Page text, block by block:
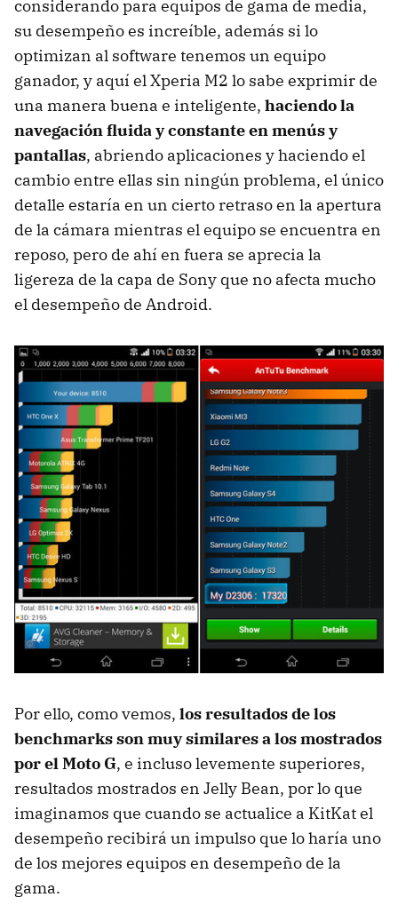
considerando para equipos de gama de media,
su desempeño es increíble, además si lo
optimizan al software tenemos un equipo
ganador, y aquí el Xperia M2 lo sabe exprimir de
una manera buena e inteligente, haciendo la
navegación fluida y constante en menús y
pantallas, abriendo aplicaciones y haciendo el
cambio entre ellas sin ningún problema, el único
detalle estaría en un cierto retraso en la apertura
de la cámara mientras el equipo se encuentra en
reposo, pero de ahí en fuera se aprecia la
ligereza de la capa de Sony que no afecta mucho
el desempeño de Android.
Por ello, como vemos, los resultados de los
benchmarks son muy similares a los mostrados
por el Moto G, e incluso levemente superiores,
resultados mostrados en Jelly Bean, por lo que
imaginamos que cuando se actualice a KitKat el
desempeño recibirá un impulso que lo haría uno
de los mejores equipos en desempeño de la
gama.